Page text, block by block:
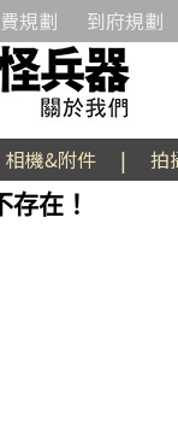
規劃 到府規劃
相機&附件 | 拍
存在！